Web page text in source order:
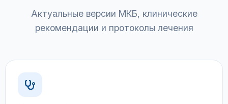
Актуальные версии МКБ, клинические
рекомендации и протоколы лечения